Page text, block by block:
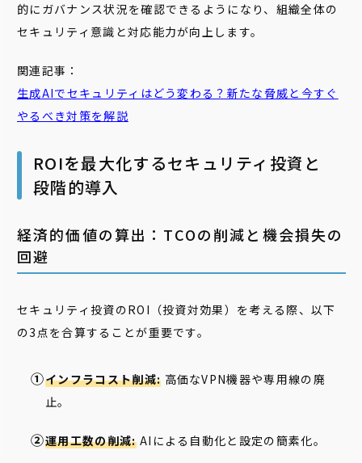
的にガバナンス状況を確認できるようになり、組織全体の
セキュリティ意識と対応能力が向上します。
関連記事：
生成AIでセキュリティはどう変わる？新たな脅威と今すぐ
やるべき対策を解説
ROIを最大化するセキュリティ投資と
段階的導入
経済的価値の算出：TCOの削減と機会損失の
回避
セキュリティ投資のROI（投資対効果）を考える際、以下
の3点を合算することが重要です。
インフラコスト削減: 高価なVPN機器や専用線の廃
止。
運用工数の削減:AIによる自動化と設定の簡素化。